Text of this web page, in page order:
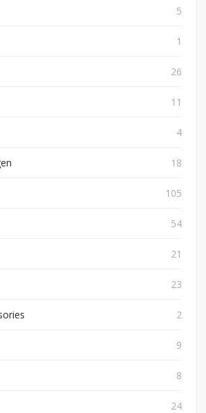
5
1
26
11
4
18
105
54
21
23
2
9
8
24